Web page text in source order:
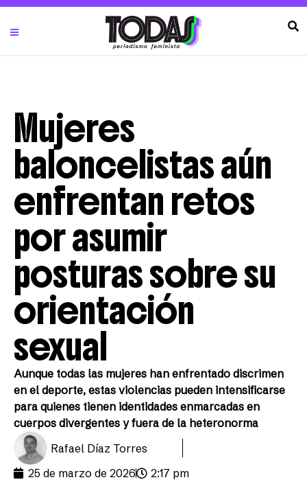
Mujeres
baloncelistas aún
enfrentan retos
por asumir
posturas sobre su
orientación
sexual
Aunque todas las mujeres han enfrentado discrimen
en el deporte, estas violencias pueden intensificarse
para quienes tienen identidades enmarcadas en
cuerpos divergentes y fuera de la heteronorma
Rafael Díaz Torres
25 de marzo de 2026
2:17 pm